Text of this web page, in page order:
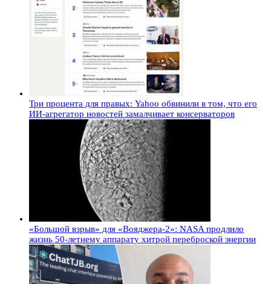
Три процента для правых: Yahoo обвинили в том, что его
ИИ-агрегатор новостей замалчивает консерваторов
«Большой взрыв» для «Вояджера-2»: NASA продлило
жизнь 50-летнему аппарату хитрой переброской энергии